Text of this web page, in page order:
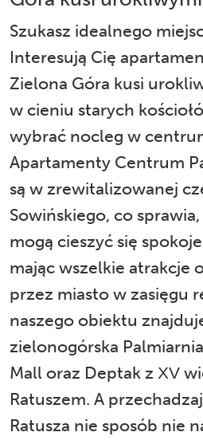
Szukasz idealnego
Interesują Cię
Zielona Góra kusi
w cieniu starych
wybrać nocleg w
Apartamenty Centrum
są w zrewitalizowanej
Sowińskiego, co
mogą cieszyć się
mając wszelkie atrakcje
przez miasto w zasięgu
naszego obiektu
zielonogórska
Mall oraz Deptak z XV
Ratuszem. A
Ratusza nie sposób nie